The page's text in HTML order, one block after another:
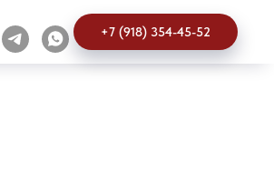
+7 (918) 354-45-52